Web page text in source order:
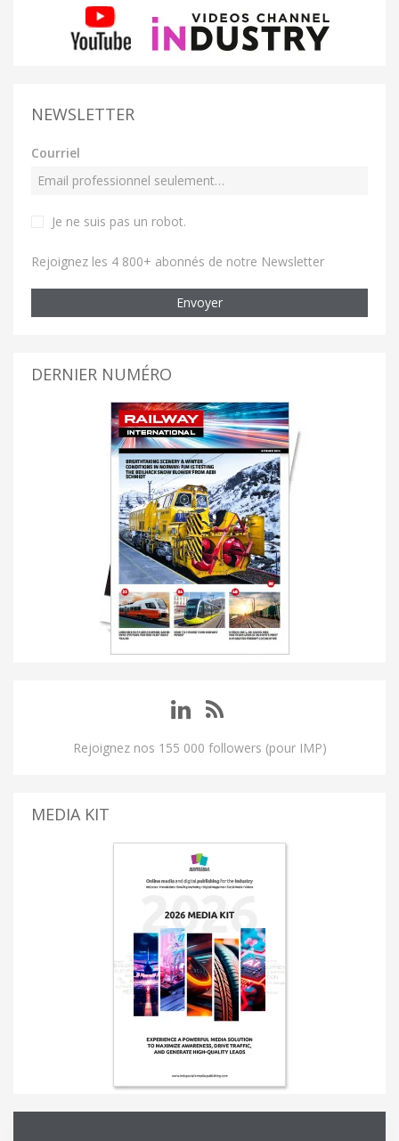
NEWSLETTER
Courriel
Je ne suis pas un robot.
Rejoignez les 4 800+ abonnés de notre Newsletter
Envoyer
DERNIER NUMÉRO
Rejoignez nos 155 000 followers (pour IMP)
MEDIA KIT